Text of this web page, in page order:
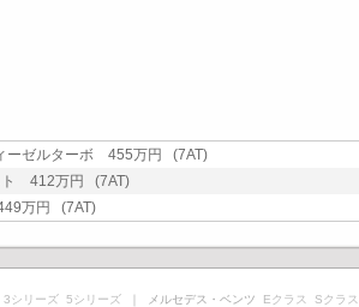
ーゼルターボ 455万円 (7AT)
ト 412万円 (7AT)
万円 (7AT)
3シリーズ 5シリーズ ｜ メルセデス・ベンツ Eクラス Sクラス